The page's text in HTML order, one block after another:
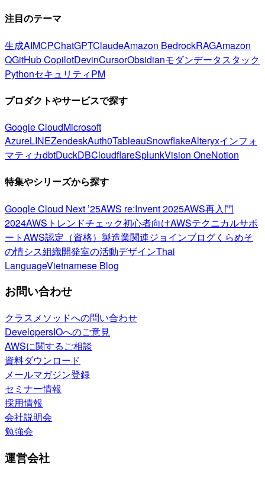
注目のテーマ
生成AIMCPChatGPTClaudeAmazon BedrockRAGAmazon
QGitHub CopilotDevinCursorObsidianモダンデータスタック
PythonセキュリティPM
プロダクトやサービスで探す
Google CloudMicrosoft
AzureLINEZendeskAuth0TableauSnowflakeAlteryxインフォ
マティカdbtDuckDBCloudflareSplunkVision OneNotion
特集やシリーズから探す
Google Cloud Next ’25AWS re:Invent 2025AWS再入門
2024AWSトレンドチェック初心者向けAWSテクニカルサポ
ートAWS認定（資格） 製造業関連ジョインブログくらめそ
の情シス組織開発室の活動デザインThai
LanguageVietnamese Blog
お問い合わせ
クラスメソッドへの問い合わせ
DevelopersIOへのご意見
AWSに関するご相談
資料ダウンロード
メールマガジン登録
セミナー情報
採用情報
会社説明会
勉強会
運営会社